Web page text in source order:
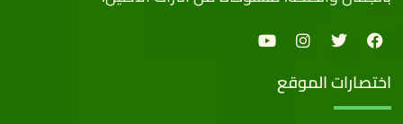
اختصارات الموقع